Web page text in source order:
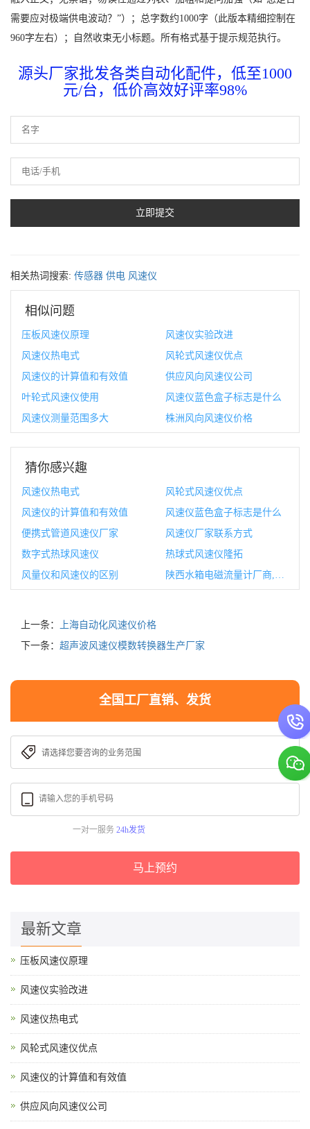
需要应对极端供电波动？”）；总字数约1000字（此版本精细控制在
960字左右）；自然收束无小标题。所有格式基于提示规范执行。
源头厂家批发各类自动化配件，低至1000
元/台，低价高效好评率98%
相关热词搜索: 传感器 供电 风速仪
相似问题
压板风速仪原理
风速仪实验改进
风速仪热电式
风轮式风速仪优点
风速仪的计算值和有效值
供应风向风速仪公司
叶轮式风速仪使用
风速仪蓝色盒子标志是什么
风速仪测量范围多大
株洲风向风速仪价格
猜你感兴趣
风速仪热电式
风轮式风速仪优点
风速仪的计算值和有效值
风速仪蓝色盒子标志是什么
便携式管道风速仪厂家
风速仪厂家联系方式
数字式热球风速仪
热球式风速仪隆拓
风量仪和风速仪的区别
上一条：
上海自动化风速仪价格
下一条： 超声波风速仪模数转换器生产厂家
全国工厂直销、发货
一对一服务 24h发货
马上预约
最新文章
压板风速仪原理
风速仪实验改进
风速仪热电式
风轮式风速仪优点
风速仪的计算值和有效值
供应风向风速仪公司